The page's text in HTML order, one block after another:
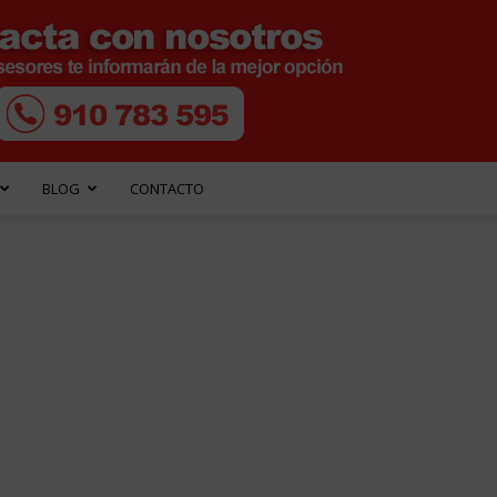
BLOG CONTACTO